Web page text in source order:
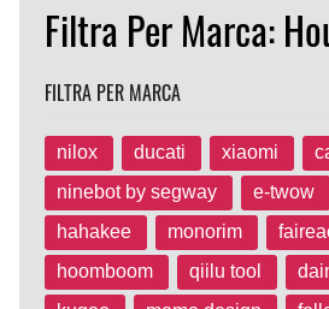
Filtra Per Marca:
FILTRA PER MARCA
nilox ducati xiaomi
ninebot by segway
e-twow
hahakee
monorim
hoomboom
qiilu tool